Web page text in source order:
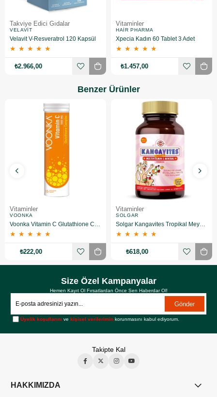
Takviye Edici Gıdalar
VELAVIT
Velavit V-Resveratrol 120 Kapsül
★ ★ ★ ★ ★
₺2.966,00
Vitaminler
HAIR PHARMA
Xpecia Kadın 60 Tablet 3 Adet
★ ★ ★ ★ ★
₺1.457,00
Benzer Ürünler
Vitaminler
VOONKA
Voonka Vitamin C Glutathione Complex Efervesan 15 Tablet
★ ★ ★ ★ ★
₺222,00
Vitaminler
SOLGAR
Solgar Kangavites Tropikal Meyve Aromalı 60 Tablet
★ ★ ★ ★ ★
₺618,00
Size Özel Kampanyalar
Hemen Kayıt Ol Fırsatlardan Önce Sen Haberdar Ol!
Gönder
Üyelik koşullarını vekişisel verilerimin korunmasını kabul ediyorum.
Takipte Kal
HAKKIMIZDA